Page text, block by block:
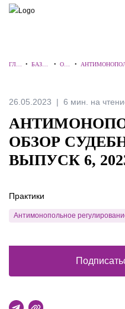
ПОИСК ПО САЙТУ
ГЛА
•БАЗА
•ОБЗ
•
26.05.2023 6 мин. на
ОБЗОР
ВЫПУСК 6,
Практики
Антимонопольное